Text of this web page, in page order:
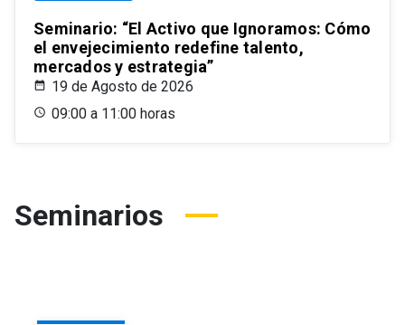
Seminario: “El Activo que Ignoramos: Cómo
el envejecimiento redefine talento,
mercados y estrategia”
19 de Agosto de 2026
09:00 a 11:00 horas
Seminarios